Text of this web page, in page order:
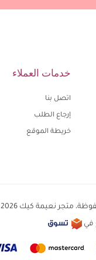
خدمات العملاء
اتصل بنا
إرجاع الطلب
خريطة الموقع
متجر نعيمة كيك 2026
في